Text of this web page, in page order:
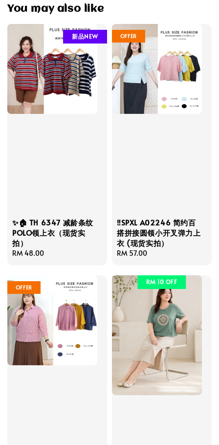
You may also like
新品NEW
✨🏠 TH 6347 减龄条纹
POLO领上衣（现货实
拍）
Regular
RM 48.00
OFFER
‼️SPXL A02246 简约百
搭拼接圆领小开叉弹力上
衣 (现货实拍）
Regular
RM 57.00
OFFER
RM 10 OFF